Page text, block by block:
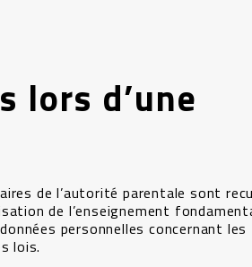
lors d’une
de l’autorité parentale sont
de l’enseignement
personnelles concernant les
lois.